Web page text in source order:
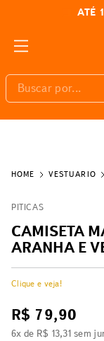
Buscar por...
VESTUÁRIO
PITICAS
CAMISETA
ARANHA E
Clique e veja!
R$ 79,90
6x de R$ 13,31 sem